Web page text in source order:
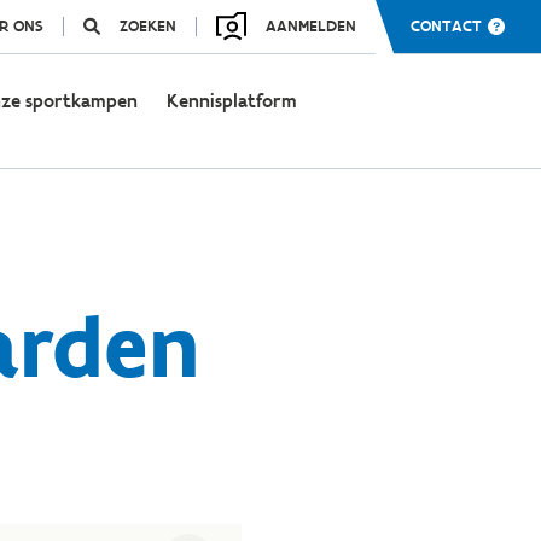
ONS ZOEKEN AANMELDEN CONTACT
sportkampen Kennisplatform